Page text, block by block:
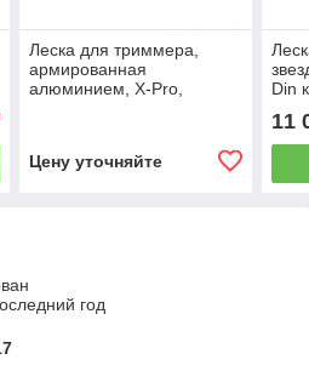
Леска для триммера,
армированная
алюминием, X-Pro,
Цену уточняйте
Din
11
год